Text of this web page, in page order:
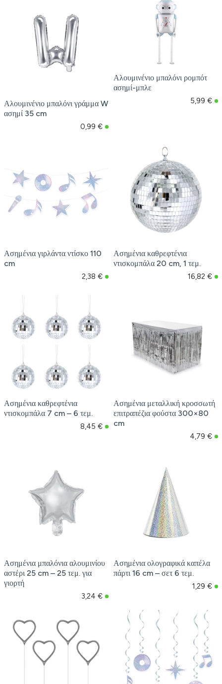
Αλουμινένιο μπαλόνι γράμμα W
ασημί 35 cm
0,99 €
Αλουμινένιο μπαλόνι ρομπότ
ασημί-μπλε
5,99 €
Ασημένια γιρλάντα ντίσκο 110
cm
2,38 €
Ασημένια καθρεφτένια
ντισκομπάλα 20 cm, 1 τεμ.
16,82 €
Ασημένια καθρεφτένια
ντισκομπάλα 7 cm – 6 τεμ.
8,45 €
Ασημένια μεταλλική κροσσωτή
επιτραπέζια φούστα 300×80
cm
4,79 €
Ασημένια μπαλόνια αλουμινίου
αστέρι 25 cm – 25 τεμ. για
γιορτή
3,24 €
Ασημένια ολογραφικά καπέλα
πάρτι 16 cm – σετ 6 τεμ.
1,29 €